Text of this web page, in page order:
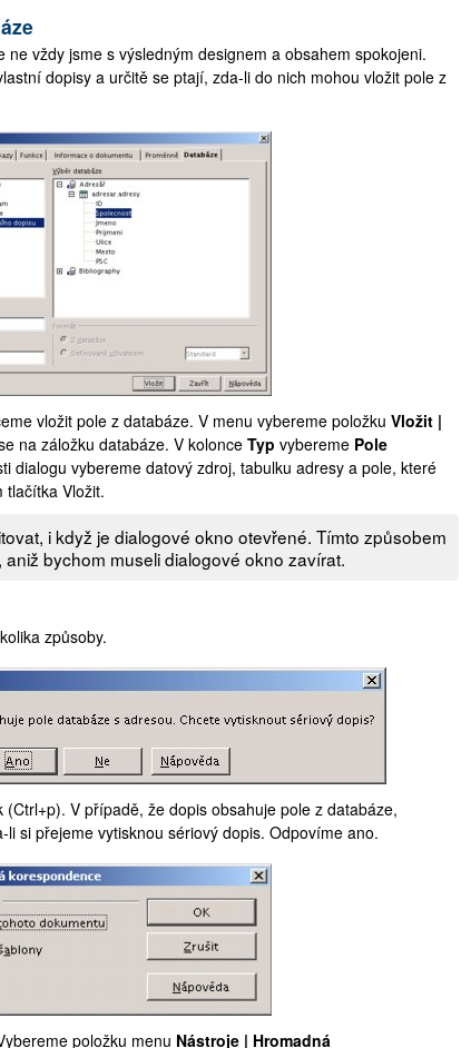
ne vždy jsme s výsledným designem a obsahem spokojeni.
dopisy a určitě se ptají, zda-li do nich mohou vložit pole z
vložit pole z databáze. V menu vybereme položku Vložit |
na záložku databáze. V kolonce Typ vybereme Pole
dialogu vybereme datový zdroj, tabulku adresy a pole, které
tlačítka Vložit.
i když je dialogové okno otevřené. Tímto způsobem
bychom museli dialogové okno zavírat.
způsoby.
V případě, že dopis obsahuje pole z databáze,
si přejeme vytisknou sériový dopis. Odpovíme ano.
položku menu Nástroje | Hromadná